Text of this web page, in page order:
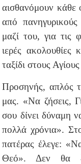
αισθανόμουν κάθε
από
μαζί του, για τις
ιερές
ταξίδι στους
Προσηνής, απλός
μας. «Να ζήσεις,
σου δίνει δύναμη
πολλά χρόνια».
πατέρας έλεγε:
Θεό». Δεν θα